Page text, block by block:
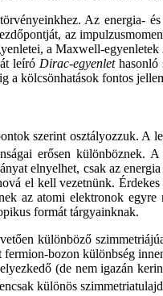
Az energia-
az
a Maxwell-egyenletek
leíró Dirac-egyenlet hasonló
a kölcsönhatások fontos
szerint osztályozzuk. A
erősen különböznek.
elnyelhet, csak az
el kell vezetnünk.
az atomi elektronok egyre
formát tárgyainknak.
különböző
bozon különbség
(de nem igazán
különös